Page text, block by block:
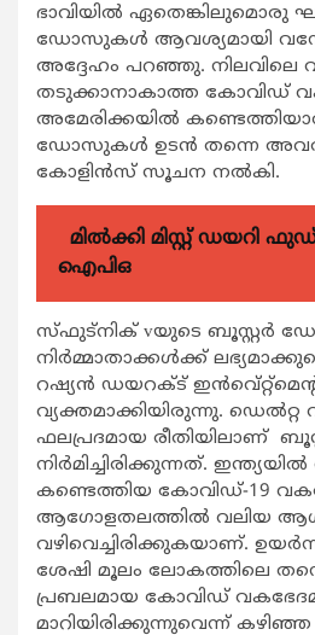
ഭാവിയില്‍ ഏതെങ്കിലുമൊരു
ഡോസുകള്‍ ആവശ്യമായി
അദ്ദേഹം പറഞ്ഞു.
തടുക്കാനാകാത്ത കോവിഡ്
അമേരിക്കയില്‍
ഡോസുകള്‍ ഉടന്‍ തന്നെ
കോളിന്‍സ് സൂചന നല്‍കി.
മിൽക്കി മിസ്റ്റ് ഡയറി
ഐപിഒ
സ്ഫുട്‌നിക് vയുടെ ബൂസ്റ്റര്‍
നിര്‍മ്മാതാക്കള്‍ക്ക്
റഷ്യന്‍ ഡയറക്ട്
വ്യക്തമാക്കിയിരുന്നു. ഡെല്‍റ്റ
ഫലപ്രദമായ രീതിയിലാണ്
നിര്‍മിച്ചിരിക്കുന്നത്.
കണ്ടെത്തിയ കോവിഡ്-19
ആഗോളതലത്തില്‍ വലിയ
വഴിവെച്ചിരിക്കുകയാണ്.
ശേഷി മൂലം ലോകത്തിലെ
പ്രബലമായ കോവിഡ്
മാറിയിരിക്കുന്നുവെന്ന്